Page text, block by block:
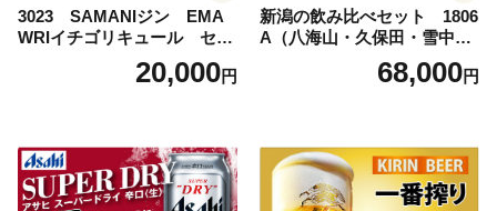
3023 SAMANIジン EMA
WRIイチゴリキュール セッ
ト（箱入り）【大人の味 酒
お酒 洋酒 スピリッツ クラフ
セット 詰め合わせ カクテル
ソーダ割り アルコール ロッ
ク ソーダ ジントニック 】
20,000円
新潟の飲み比べセット 1806
A（八海山・久保田・雪中
梅・越乃寒梅・かたふね・千
68,000円